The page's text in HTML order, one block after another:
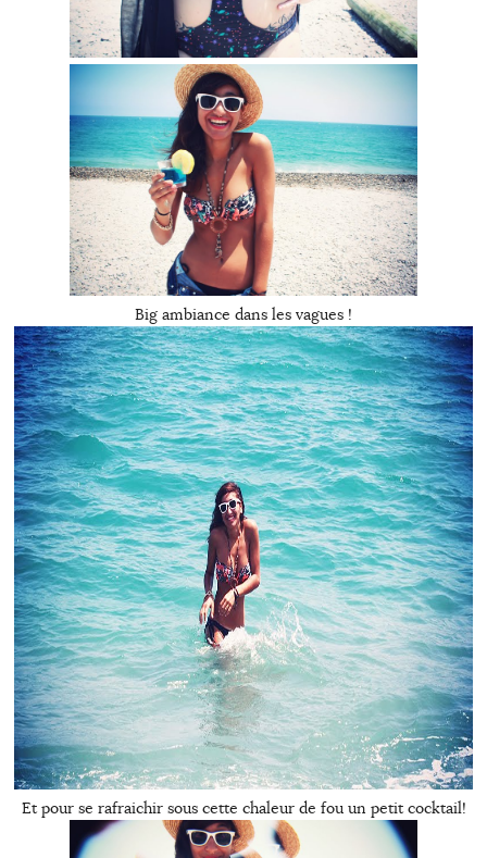
Big ambiance dans les vagues !
Et pour se rafraichir sous cette chaleur de fou un petit cocktail!